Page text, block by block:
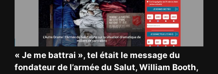
« Je me battrai », tel était le message du
fondateur de l’armée du Salut, William Booth,